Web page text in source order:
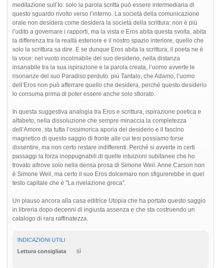
meditazione sull’Io: solo la parola scritta può essere intermediaria di
questo sguardo rivolto verso l’interno. La società della comunicazione
orale non desidera come desidera la società della scrittura: non è più
l’udito a governare i rapporti, ma la vista e Eros abita questa svolta, abita
la differenza tra la realtà esteriore e il nostro spazio interiore, quello che
solo la scrittura sa dire. E se dunque Eros abita la scrittura, il poeta ne è
la voce: nel vuoto incolmabile del suo desiderio, nella distanza
insanabile tra la sua ispirazione e la parola creata, l’uomo avverte le
risonanze del suo Paradiso perduto: più Tantalo, che Adamo, l’uomo
dell’Eros non può afferrare quello che desidera, perché questo desiderio
lo consuma prima di poter essere anche solo sfiorato.
In questa suggestiva analogia tra Eros e scrittura, ispirazione poetica e
alfabeto, nella dissoluzione che sempre minaccia la completezza
dell’Amore, sta tutta l’ossimorica aporia del desiderio e il fascino
magnetico di questo saggio di fronte alle cui tesi possiamo forse
dissentire, ma non certo restare indifferenti. Perché si avverte in certi
passaggi la forza inoppugnabili di quelle intuizioni subitanee che ho
trovato altrove solo nella densa prosa di Simone Weil. Anne Carson non
è Simone Weil, ma certo il suo Eros dolcemaro non sfigurerebbe in quel
testo capitale che è "La rivelazione greca".
Un plauso ancora alla casa editrice Utopia che ha portato questo saggio
in libreria dopo decenni di ingiusta assenza e che sta costruendo un
catalogo di rara raffinatezza.
INDICAZIONI UTILI
Lettura consigliata
sì